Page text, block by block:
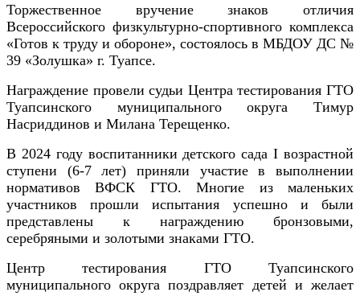
Торжественное вручение знаков отличия
Всероссийского физкультурно-спортивного комплекса
«Готов к труду и обороне», состоялось в МБДОУ ДС №
39 «Золушка» г. Туапсе.
Награждение провели судьи Центра тестирования ГТО
Туапсинского муниципального округа Тимур
Насриддинов и Милана Терещенко.
В 2024 году воспитанники детского сада I возрастной
ступени (6-7 лет) приняли участие в выполнении
нормативов ВФСК ГТО. Многие из маленьких
участников прошли испытания успешно и были
представлены к награждению бронзовыми,
серебряными и золотыми знаками ГТО.
Центр тестирования ГТО Туапсинского
муниципального округа поздравляет детей и желает